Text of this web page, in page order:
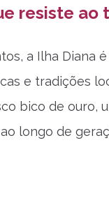
resiste ao
a Ilha Diana
e tradições
bico de ouro,
longo de